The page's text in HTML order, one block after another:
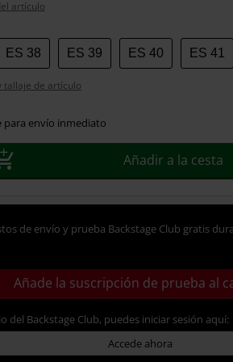
artículo
ES 38 ES 39 ES 40 ES 41
tallaje de artículo
para envío inmediato
Añadir a la cesta
de envío y prueba Backstage Club gratis
Añade la suscripción de prueba al
del Backstage Club, puedes iniciar sesión aquí:
Accede ahora